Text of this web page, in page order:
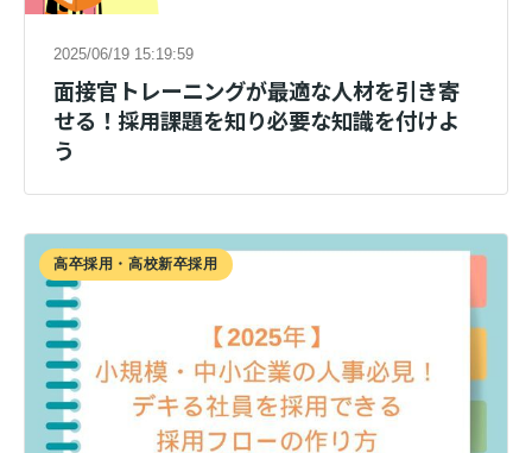
2025/06/19 15:19:59
面接官トレーニングが最適な人材を引き寄
せる！採用課題を知り必要な知識を付けよ
う
高卒採用・高校新卒採用